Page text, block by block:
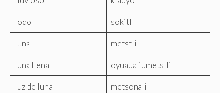
lodo sokitl
luna metstli
luna llena oyuaualiumetstli
luz de luna metsonali